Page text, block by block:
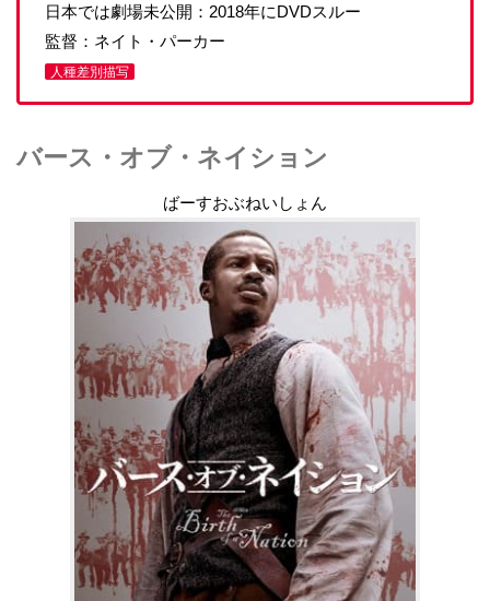
日本では劇場未公開：2018年にDVDスルー
監督：ネイト・パーカー
人種差別描写
バース・オブ・ネイション
ばーすおぶねいしょん